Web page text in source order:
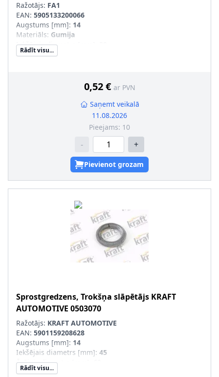
Ražotājs: FA1
EAN: 5905133200066
Augstums [mm]: 14
Materiāls: Gumija
Iekšējais diametrs [mm]
Ārējais diametrs [mm]
Rādīt visu...
0,52 € ar PVN
Saņemt veikalā
11.08.2026
Pieejams: 10
- +
Pievienot grozam
Sprostgredzens, Trokšņa slāpētājs KRAFT
AUTOMOTIVE 0503070
Ražotājs: KRAFT AUTOMOTIVE
EAN: 5901159208628
Augstums [mm]: 14
Iekšējais diametrs [mm]: 45
Ārējais diametrs [mm]
Produkcijas numurs
Rādīt visu...